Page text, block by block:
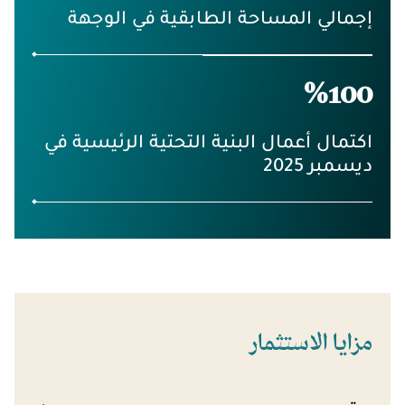
إجمالي المساحة الطابقية في الوجهة
%100
اكتمال أعمال البنية التحتية الرئيسية في
ديسمبر 2025
مزاياالاستثمار